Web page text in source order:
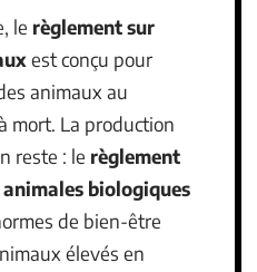
le règlement sur
est conçu pour
animaux au
mort. La production
reste : le règlement
biologiques
de bien-être
élevés en